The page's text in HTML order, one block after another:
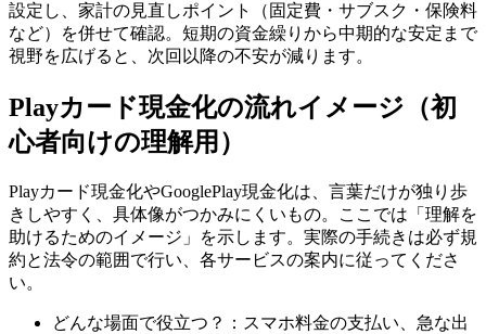
設定し、家計の見直しポイント（固定費・サブスク・保険料
など）を併せて確認。短期の資金繰りから中期的な安定まで
視野を広げると、次回以降の不安が減ります。
Playカード現金化の流れイメージ（初
心者向けの理解用）
Playカード現金化やGooglePlay現金化は、言葉だけが独り歩
きしやすく、具体像がつかみにくいもの。ここでは「理解を
助けるためのイメージ」を示します。実際の手続きは必ず規
約と法令の範囲で行い、各サービスの案内に従ってくださ
い。
どんな場面で役立つ？：スマホ料金の支払い、急な出